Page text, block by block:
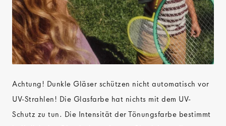
Achtung! Dunkle Gläser schützen nicht automatisch vor
UV-Strahlen! Die Glasfarbe hat nichts mit dem UV-
Schutz zu tun. Die Intensität der Tönungsfarbe bestimmt